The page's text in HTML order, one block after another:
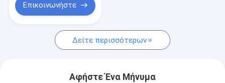
Επικοινωνήστε
Δείτε περισσότερων
Αφήστε Ένα Μήνυμα